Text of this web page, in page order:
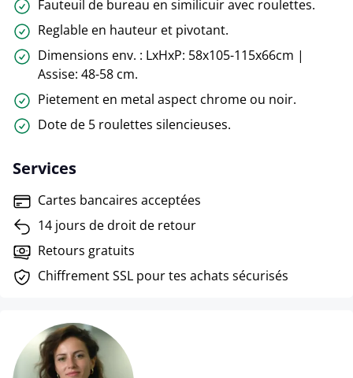
Fauteuil de bureau en similicuir avec roulettes.
Reglable en hauteur et pivotant.
Dimensions env. : LxHxP: 58x105-115x66cm |
Assise: 48-58 cm.
Pietement en metal aspect chrome ou noir.
Dote de 5 roulettes silencieuses.
Services
Cartes bancaires acceptées
14 jours de droit de retour
Retours gratuits
Chiffrement SSL pour tes achats sécurisés